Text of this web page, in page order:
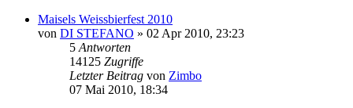
Maisels Weissbierfest 2010
von DI STEFANO » 02 Apr 2010, 23:23
5 Antworten
14125 Zugriffe
Letzter Beitrag von Zimbo
07 Mai 2010, 18:34